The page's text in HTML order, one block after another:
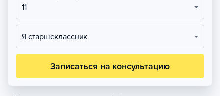
11
Я старшеклассник
Записаться на консультацию